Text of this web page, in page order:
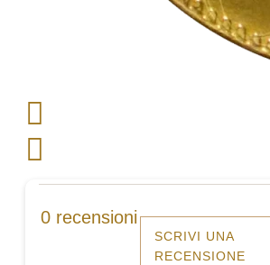
0 recensioni
SCRIVI UNA
RECENSIONE